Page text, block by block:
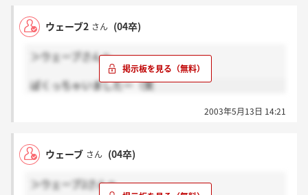
た。勿論大げさだとも思うのですが、皆さんはどう思
われますか？
＞renoさんへ
昨日電話が来ました。でも、それは内定を頂ける電話
こうと思っていますか？」みたいな。
私は正直に迷っています。って言いました。また電話
をかけるとの事です。もしかしたら落ちてるかもしれ
ウェーブ2 さん (04卒)
＞ウェーブさんへ
ぱくっちゃいましたー（笑
2003年5月13日 14:21
ウェーブ さん (04卒)
＞ウェーブ2さんへ